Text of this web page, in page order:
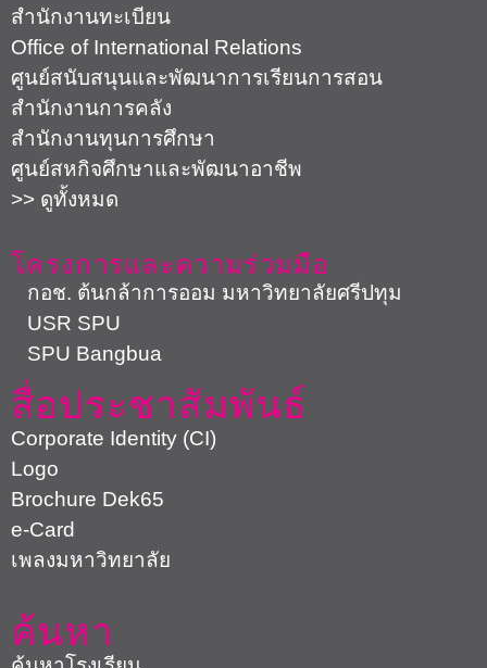
สำนักงานทะเบียน
Office of International Relations
ศูนย์สนับสนุนและพัฒนาการเรียนการสอน
สำนักงานการคลัง
สำนักงานทุนการศึกษา
ศูนย์สหกิจศึกษาและพัฒนาอาชีพ
>> ดูทั้งหมด
โครงการและความร่วมมือ
ช. ต้นกล้าการออม มหาวิทยาลัยศรีปทุม
SPU
Bangbua
สื่อประชาสัมพันธ์
Corporate Identity (CI)
Logo
Brochure Dek65
e-Card
เพลงมหาวิทยาลัย
ค้นหา